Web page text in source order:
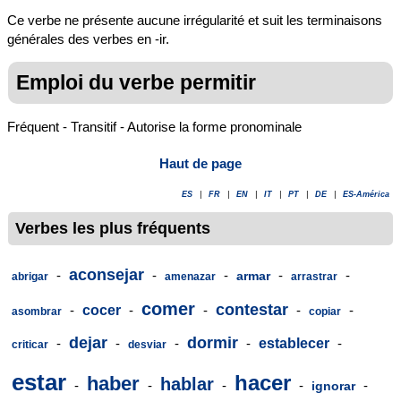
Ce verbe ne présente aucune irrégularité et suit les terminaisons
générales des verbes en -ir.
Emploi du verbe permitir
Fréquent - Transitif - Autorise la forme pronominale
Haut de page
ES FR EN IT PT DE ES-América
Verbes les plus fréquents
abrigar - aconsejar - amenazar - armar - arrastrar -
asombrar - cocer - comer - contestar - copiar -
criticar - dejar - desviar - dormir - establecer -
estar - haber - hablar - hacer - ignorar -